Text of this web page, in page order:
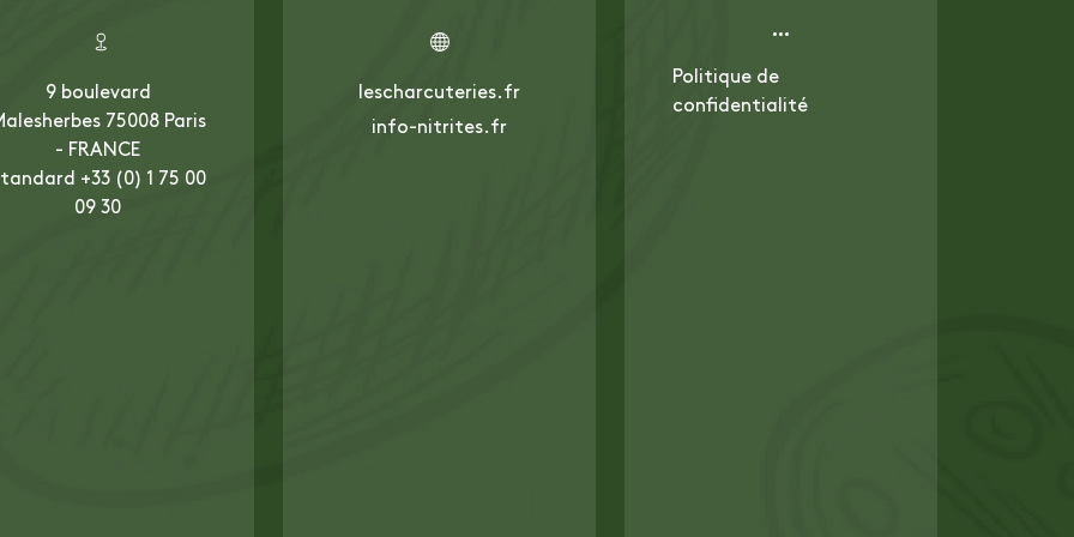
9 boulevard
75008 Paris
- FRANCE
+33 (0) 1 75 00
09 30
lescharcuteries.fr
info-nitrites.fr
Politique de
confidentialité